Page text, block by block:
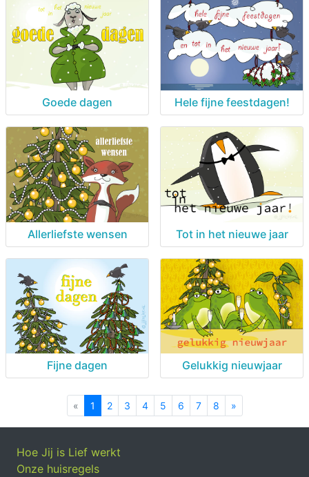
Goede dagen Hele fijne feestdagen!
Allerliefste wensen Tot in het nieuwe jaar
Fijne dagen Gelukkig nieuwjaar
« Previous
1 2 3 4 5 6 7 8 »
Hoe Jij is Lief werkt
Onze huisregels